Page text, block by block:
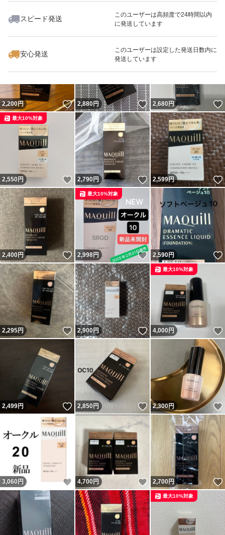
スピード発送
このユーザーは高頻度で24時間以内
に発送しています
安心発送
このユーザーは設定した発送日数内に
発送しています
いいね！
2,850
2,200円 いいね！
2,880円 いいね！
2,680円
2,550円 いいね！
最大10%対象
2,790円 いいね！
2,599円
2,400円 いいね！
2,998円 いいね！
最大10%対象
2,590円
2,295円 いいね！
2,900円 いいね！
4,000円
最大10%対象
2,499円 いいね！
2,850円 いいね！
2,300円
3,060 円 いいね！
4,700円 いいね！
2,700円
最大10%対象